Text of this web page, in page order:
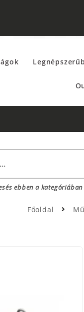
ebben a kategóriában
Főoldal